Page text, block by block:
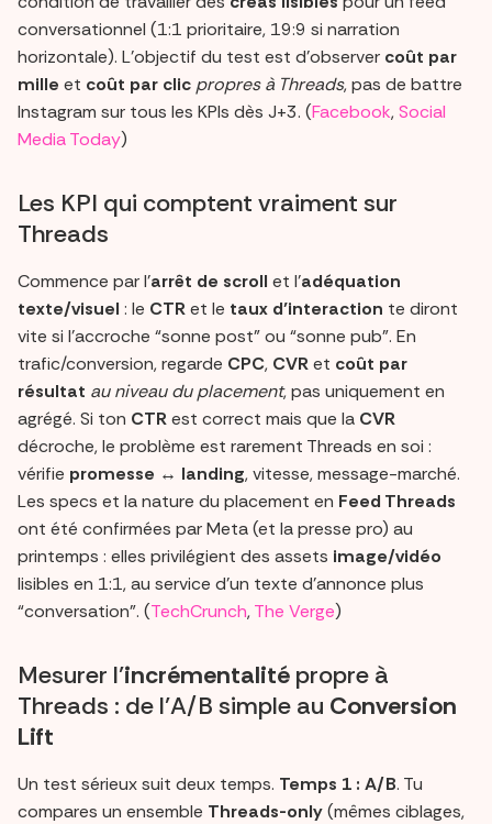
conversationnel (1:1 prioritaire, 19:9 si narration
horizontale). L’objectif du test est d’observer coût par
mille et coût par clic propres à Threads, pas de battre
Instagram sur tous les KPIs dès J+3. (Facebook,Social
Media Today)
Les KPI qui comptent vraiment sur
Threads
Commence par l’arrêt de scroll et l’adéquation
texte/visuel : le CTRet le taux d’interaction te diront
vite si l’accroche “sonne post” ou “sonne pub”. En
trafic/conversion, regarde CPC, CVRet coût par
résultat au niveau du placement, pas uniquement en
agrégé. Si ton CTRest correct mais que la CVR
décroche, le problème est rarement Threads en soi :
vérifie promesse ↔ landing, vitesse, message-marché.
Les specs et la nature du placement en Feed Threads
ont été confirmées par Meta (et la presse pro) au
printemps : elles privilégient des assets image/vidéo
lisibles en 1:1, au service d’un texte d’annonce plus
“conversation”. (TechCrunch,The Verge)
Mesurer l’incrémentalité propre à
Threads : de l’A/B simple au Conversion
Lift
Un test sérieux suit deux temps. Temps 1 : A/B. Tu
compares un ensemble Threads-only(mêmes ciblages,